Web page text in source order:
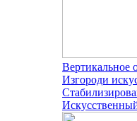
Вертикальное
Изгороди